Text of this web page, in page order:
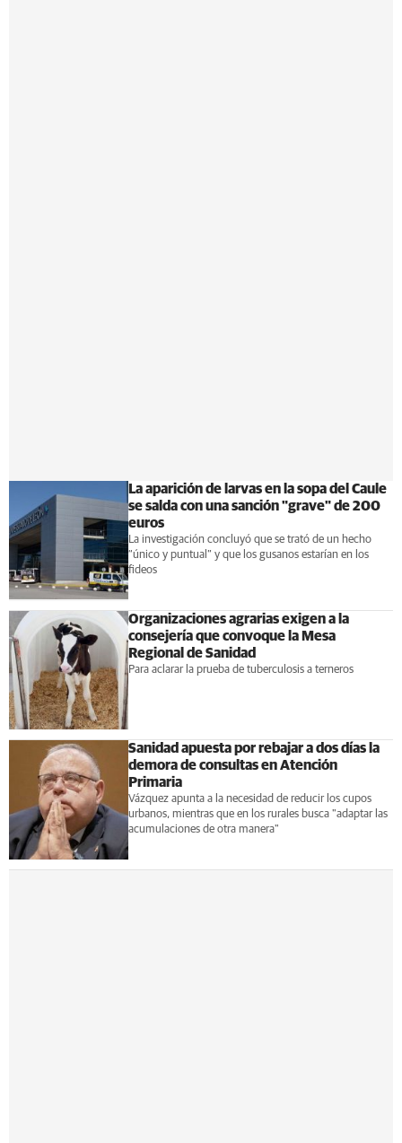
La aparición de larvas en la sopa del Caule
se salda con una sanción "grave" de 200
euros
La investigación concluyó que se trató de un hecho
“único y puntual” y que los gusanos estarían en los
fideos
Organizaciones agrarias exigen a la
consejería que convoque la Mesa
Regional de Sanidad
Para aclarar la prueba de tuberculosis a terneros
Sanidad apuesta por rebajar a dos días la
demora de consultas en Atención
Primaria
Vázquez apunta a la necesidad de reducir los cupos
urbanos, mientras que en los rurales busca "adaptar las
acumulaciones de otra manera"